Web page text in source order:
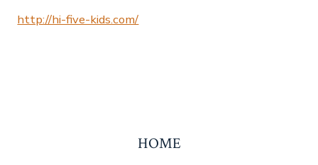
http://hi-five-kids.com/
HOME